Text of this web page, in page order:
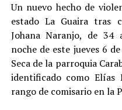
Un nuevo hecho de
estado La Guaira tras
Johana Naranjo, de 34
noche de este jueves 6
Seca de la parroquia
identificado como
rango de comisario en la